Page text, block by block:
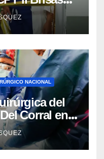
NACIONAL
del
Corral en